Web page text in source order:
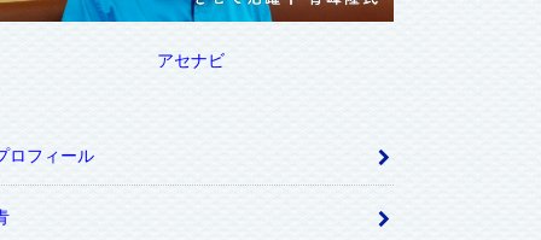
アセナビ
ロフィール